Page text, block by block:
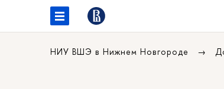
НИУ ВШЭ в Нижнем Новгороде